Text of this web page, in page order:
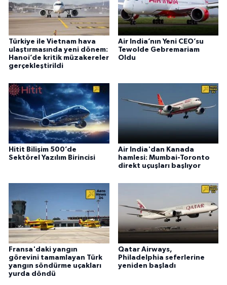
Türkiye ile Vietnam hava
ulaştırmasında yeni dönem:
Hanoi’de kritik müzakereler
gerçekleştirildi
Air India’nın Yeni CEO’su
Tewolde Gebremariam
Oldu
Hitit Bilişim 500’de
Sektörel Yazılım Birincisi
Air India'dan Kanada
hamlesi: Mumbai-Toronto
direkt uçuşları başlıyor
Fransa'daki yangın
görevini tamamlayan Türk
yangın söndürme uçakları
yurda döndü
Qatar Airways,
Philadelphia seferlerine
yeniden başladı